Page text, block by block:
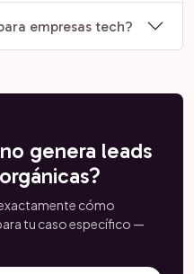
empresas tech?
genera leads
cómo
tu caso específico —